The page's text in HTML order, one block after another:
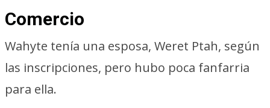
Comercio
Wahyte tenía una esposa, Weret Ptah, según
las inscripciones, pero hubo poca fanfarria
para ella.